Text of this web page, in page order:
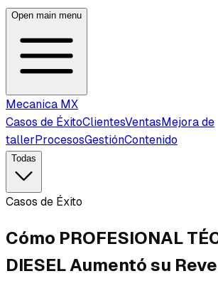
Open main menu
Mecanica MX
Casos de ÉxitoClientesVentasMejora de
tallerProcesosGestiónContenido
Todas
Casos de Éxito
Cómo PROFESIONAL
DIESEL Aumentó su